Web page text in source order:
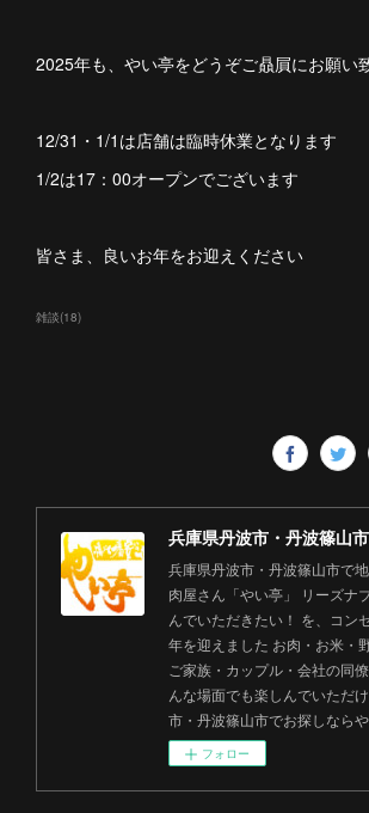
2025年も、やい亭をどうぞご贔屓にお願い
12/31・1/1は店舗は臨時休業となります
1/2は17：00オープンでございます
皆さま、良いお年をお迎えください
雑談(18)
兵庫県丹波市・丹波篠山
兵庫県丹波市・丹波篠山市で
肉屋さん「やい亭」 リーズナ
んでいただきたい！ を、コン
年を迎えました お肉・お米・
ご家族・カップル・会社の同
んな場面でも楽しんでいただ
市・丹波篠山市でお探しならや
フォロー